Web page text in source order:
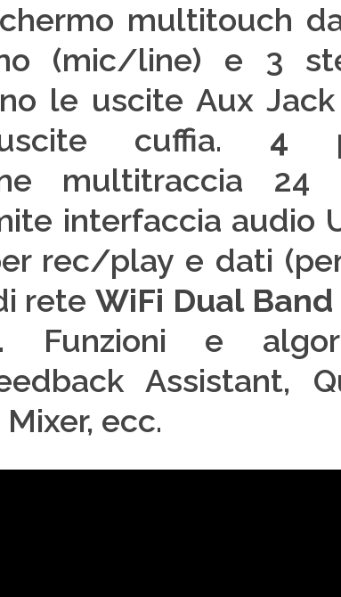
multitouch
(mic/line) e 3
le uscite Aux
cuffia. 4
multitraccia
interfaccia audio
rec/play e dati
reteWiFi Dual Band
Funzioni e
Assistant,
ecc.